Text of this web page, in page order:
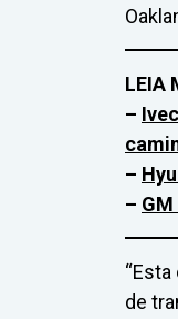
LEIA
–
–
–
de